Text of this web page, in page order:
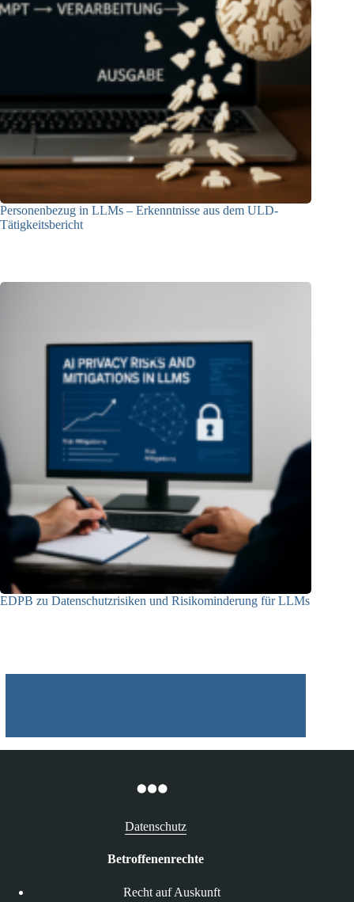
Personenbezug in LLMs – Erkenntnisse aus dem ULD-
Tätigkeitsbericht
EDPB zu Datenschutzrisiken und Risikominderung für LLMs
Datenschutz
Betroffenenrechte
Recht auf Auskunft